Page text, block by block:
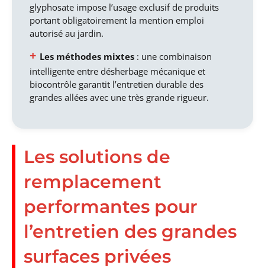
glyphosate impose l’usage exclusif de produits
portant obligatoirement la mention emploi
autorisé au jardin.
Les méthodes mixtes : une combinaison
intelligente entre désherbage mécanique et
biocontrôle garantit l’entretien durable des
grandes allées avec une très grande rigueur.
Les solutions de
remplacement
performantes pour
l’entretien des grandes
surfaces privées